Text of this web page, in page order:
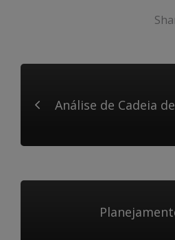
Análise de Cadeia